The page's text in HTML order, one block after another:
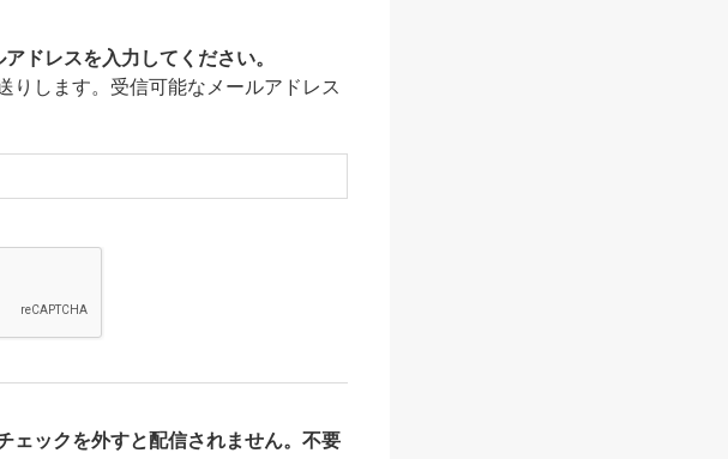
ドレスを入力してください。
りします。受信可能なメールアドレス
ェックを外すと配信されません。不要